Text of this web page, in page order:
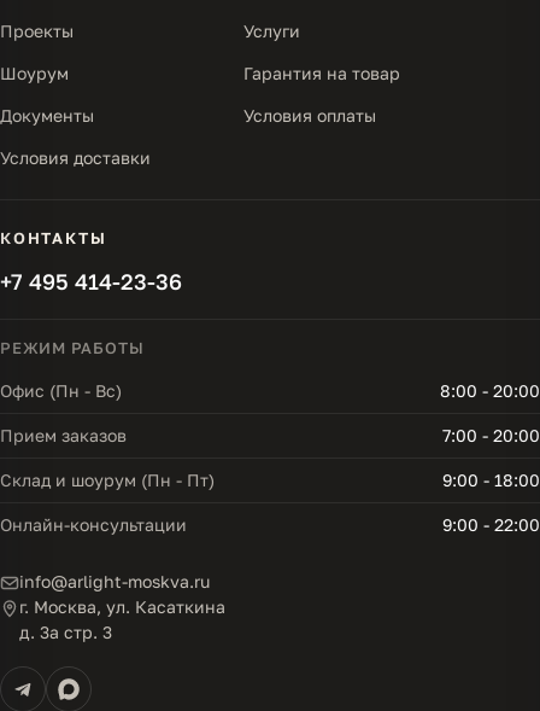
Проекты Услуги
Шоурум Гарантия на товар
Документы Условия оплаты
Условия доставки
КОНТАКТЫ
+7 495 414-23-36
РЕЖИМ РАБОТЫ
Офис (Пн - Вс) 8:00 - 20:00
Прием заказов 7:00 - 20:00
Склад и шоурум (Пн - Пт) 9:00 - 18:00
Онлайн-консультации 9:00 - 22:00
info@arlight-moskva.ru
г. Москва, ул. Касаткина
д. 3а стр. 3